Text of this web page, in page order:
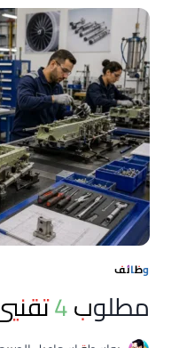
ينتظرون
أمام
الشرطة
الوطنية
وسط
تحذيرات
من
تداول
أسماء
الضحايا
وظائف
مطلوب 4 تقنيي تركيب بمدينة طنجة